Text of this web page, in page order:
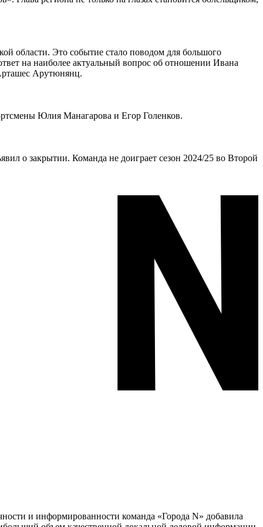
Это событие стало поводом для большого
на наиболее актуальный вопрос об отношении Ивана
Арутюнянц.
Юлия Манагарова и Егор Голенков.
о закрытии. Команда не доиграет сезон 2024/25 во Второй
и информированности команда «Города N» добавила